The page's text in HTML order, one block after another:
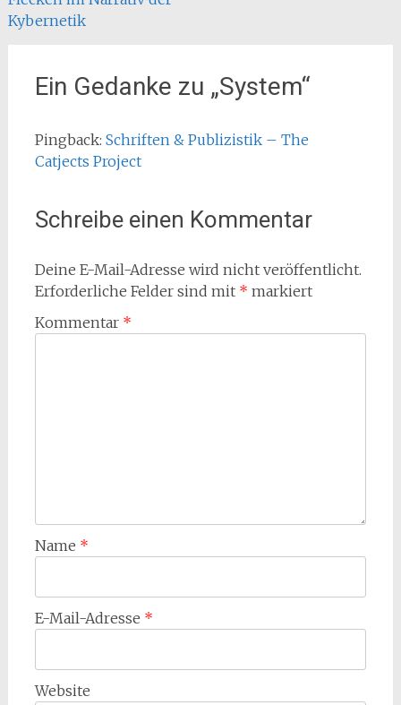
Kybernetik
Ein Gedanke zu „System“
Pingback: Schriften & Publizistik – The
Catjects Project
Schreibe einen Kommentar
Deine E-Mail-Adresse wird nicht veröffentlicht.
Erforderliche Felder sind mit * markiert
Kommentar *
Name *
E-Mail-Adresse *
Website